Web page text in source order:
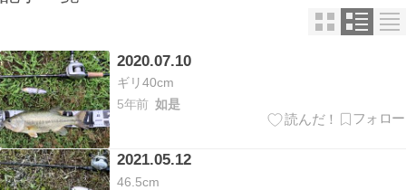
2020.07.10
ギリ40cm
5年前 如是
2021.05.12
46.5cm